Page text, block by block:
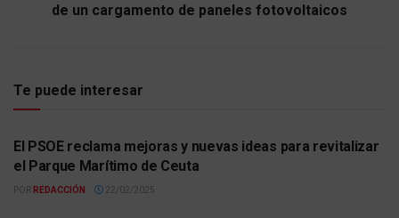
de un cargamento de paneles fotovoltaicos
Te puede interesar
ACTUALIDAD
El PSOE reclama mejoras y nuevas ideas para revitalizar
el Parque Marítimo de Ceuta
POR REDACCIÓN 22/02/2025